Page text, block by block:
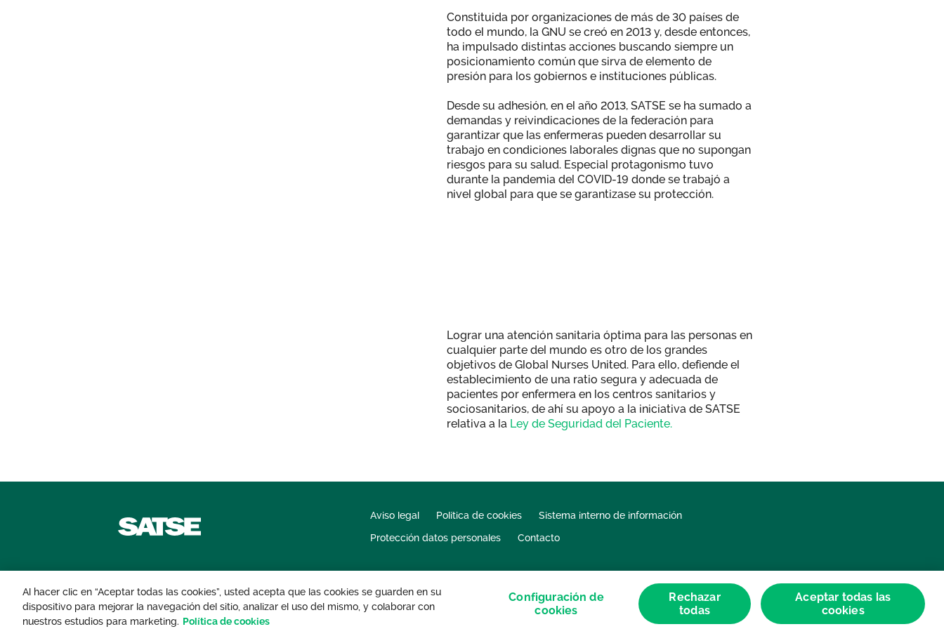
Constituida por organizaciones de más de 30 países de
todo el mundo, la GNU se creó en 2013 y, desde entonces,
ha impulsado distintas acciones buscando siempre un
posicionamiento común que sirva de elemento de
presión para los gobiernos e instituciones públicas.
Desde su adhesión, en el año 2013, SATSE se ha sumado a
demandas y reivindicaciones de la federación para
garantizar que las enfermeras pueden desarrollar su
trabajo en condiciones laborales dignas que no supongan
riesgos para su salud. Especial protagonismo tuvo
durante la pandemia del COVID-19 donde se trabajó a
nivel global para que se garantizase su protección.
Lograr una atención sanitaria óptima para las personas en
cualquier parte del mundo es otro de los grandes
objetivos de Global Nurses United. Para ello, defiende el
establecimiento de una ratio segura y adecuada de
pacientes por enfermera en los centros sanitarios y
sociosanitarios, de ahí su apoyo a la iniciativa de SATSE
relativa a la Ley de Seguridad del Paciente.
Aviso legal Política de cookies
Sistema interno de información
Protección datos personales
Contacto
© 2026 Sindicato de Enfermería. Todos los derechos reservados.
Al hacer clic en “Aceptar todas las cookies”, usted acepta que las cookies se guarden en su
dispositivo para mejorar la navegación del sitio, analizar el uso del mismo, y colaborar con
nuestros estudios para marketing. Política de cookies
Configuración de
cookies
Rechazar
todas
Aceptar todas las
cookies